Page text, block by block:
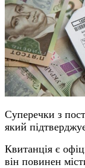
Суперечки з
який
Квитанція є
він повинен